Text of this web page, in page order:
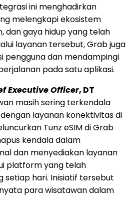
ini menghadirkan
melengkapi ekosistem
dan gaya hidup yang telah
layanan tersebut, Grab juga
pengguna dan mendampingi
pada satu aplikasi.
Executive Officer, DT
masih sering terkendala
layanan konektivitas di
Tunz eSIM di Grab
kendala dalam
dan menyediakan layanan
platform yang telah
setiap hari. Inisiatif tersebut
para wisatawan dalam